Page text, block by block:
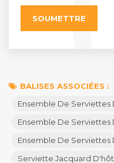
BALISES ASSOCIÉES :
Ensemble De
Ensemble De
Ensemble De Serviettes
Serviette Jacquard